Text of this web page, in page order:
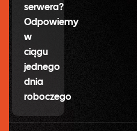
serwera?
Odpowiemy
w
ciągu
jednego
dnia
roboczego